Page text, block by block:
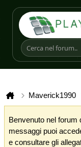
Maverick1990
Benvenuto nel forum
messaggi puoi
e consultare gli